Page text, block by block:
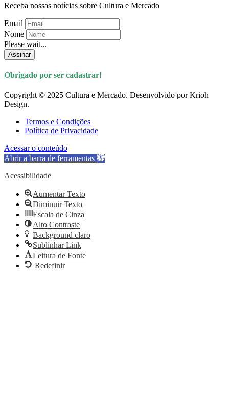
Receba nossas notícias sobre Cultura e Mercado
Email
Nome
Please wait...
Assinar
Obrigado por ser cadastrar!
Copyright © 2025 Cultura e Mercado. Desenvolvido por Krioh
Design.
Termos e Condições
Política de Privacidade
Acessar o conteúdo
Abrir a barra de ferramentas
Acessibilidade
Aumentar Texto
Diminuir Texto
Escala de Cinza
Alto Contraste
Background claro
Sublinhar Link
Leitura de Fonte
Redefinir